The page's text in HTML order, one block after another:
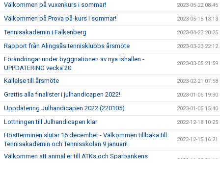
Välkommen på vuxenkurs i sommar! 2023-05-22 08:45
Välkommen på Prova på-kurs i sommar! 2023-05-15 13:13
Tennisakademin i Falkenberg 2023-04-23 20:25
Rapport från Alingsås tennisklubbs årsmöte 2023-03-23 22:12
Förändringar under byggnationen av nya ishallen -
UPPDATERING vecka 20
2023-03-05 21:59
Kallelse till årsmöte 2023-02-21 07:58
Grattis alla finalister i julhandicapen 2022! 2023-01-06 19:30
Uppdatering Julhandicapen 2022 (220105) 2023-01-05 15:40
Lottningen till Julhandicapen klar 2022-12-18 10:25
Höstterminen slutar 16 december - Välkommen tillbaka till
Tennisakademin och Tennisskolan 9 januari!
2022-12-15 16:21
Välkommen att anmäl er till ATKs och Sparbankens
2022-11-23 21:11